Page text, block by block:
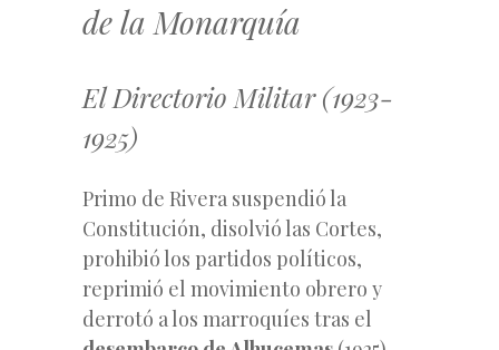
de la Monarquía
El Directorio Militar (1923-
1925)
Primo de Rivera suspendió la
Constitución, disolvió las Cortes,
prohibió los partidos políticos,
reprimió el movimiento obrero y
derrotó a los marroquíes tras el